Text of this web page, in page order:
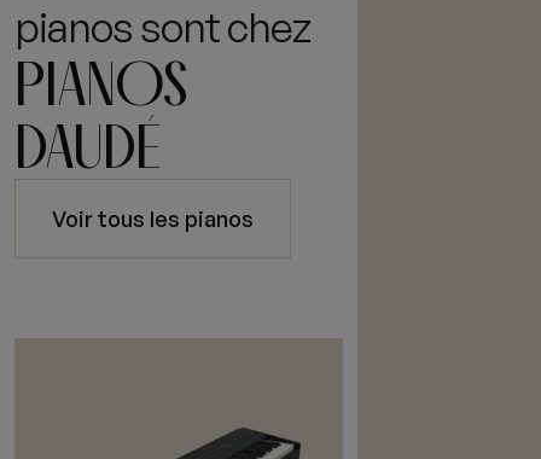
pianos sont chez
PIANOS
DAUDÉ
Voir tous les pianos